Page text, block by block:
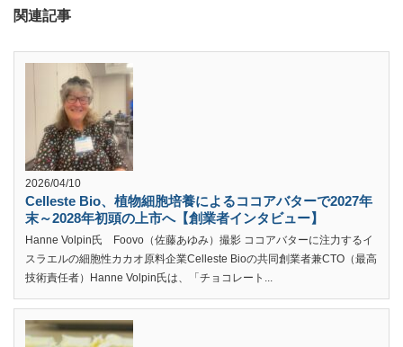
関連記事
2026/04/10
Celleste Bio、植物細胞培養によるココアバターで2027年
末～2028年初頭の上市へ【創業者インタビュー】
Hanne Volpin氏 Foovo（佐藤あゆみ）撮影 ココアバターに注力するイ
スラエルの細胞性カカオ原料企業Celleste Bioの共同創業者兼CTO（最高
技術責任者）Hanne Volpin氏は、「チョコレート...